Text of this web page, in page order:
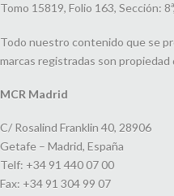
Tomo 15819, Folio 163, Sección:
Todo nuestro contenido que se
marcas registradas son
MCR Madrid
C/ Rosalind Franklin 40, 28906
Getafe – Madrid, España
Telf: +34 91 440 07 00
Fax: +34 91 304 99 07